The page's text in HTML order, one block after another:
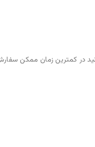
در کمترین زمان ممکن